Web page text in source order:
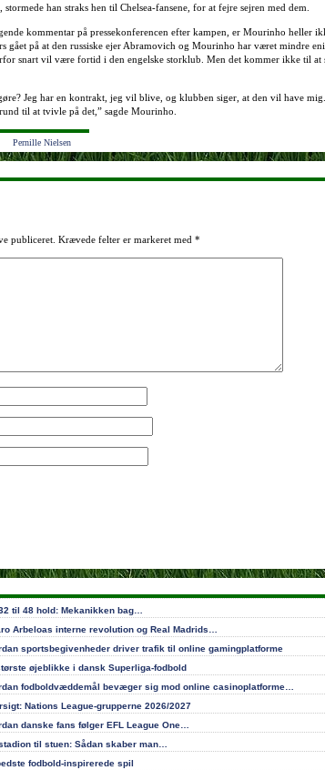
han straks hen til Chelsea-fansene, for at fejre sejren med dem.
kommentar på pressekonferencen efter kampen, er Mourinho heller
gået på at den russiske ejer Abramovich og Mourinho har været mindre
snart vil være fortid i den engelske storklub. Men det kommer ikke til at
Jeg har en kontrakt, jeg vil blive, og klubben siger, at den vil have
til at tvivle på det,” sagde Mourinho.
Pernille Nielsen
publiceret. Krævede felter er markeret med *
til 48 hold: Mekanikken bag…
Arbeloas interne revolution og Real Madrids…
sportsbegivenheder driver trafik til online gamingplatforme
øjeblikke i dansk Superliga-fodbold
fodboldvæddemål bevæger sig mod online casinoplatforme…
Nations League-grupperne 2026/2027
danske fans følger EFL League One…
til stuen: Sådan skaber man…
fodbold-inspirerede spil